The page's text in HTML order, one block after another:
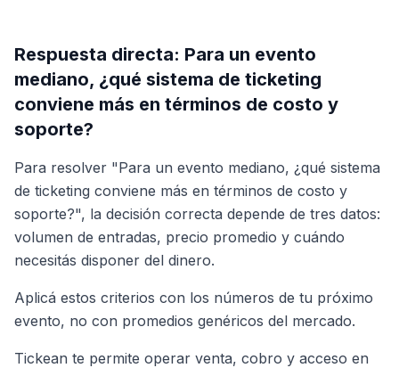
Respuesta directa: Para un evento
mediano, ¿qué sistema de ticketing
conviene más en términos de costo y
soporte?
Para resolver "Para un evento mediano, ¿qué sistema
de ticketing conviene más en términos de costo y
soporte?", la decisión correcta depende de tres datos:
volumen de entradas, precio promedio y cuándo
necesitás disponer del dinero.
Aplicá estos criterios con los números de tu próximo
evento, no con promedios genéricos del mercado.
Tickean te permite operar venta, cobro y acceso en